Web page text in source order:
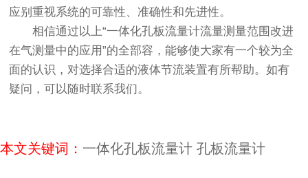
应别重视系统的可靠性、准确性和先进性。
相信通过以上“一体化孔板流量计流量测量范围改进
在气测量中的应用”的全部容，能够使大家有一个较为全
面的认识，对选择合适的液体节流装置有所帮助。如有
疑问，可以随时联系我们。
本文关键词： 一体化孔板流量计 孔板流量计